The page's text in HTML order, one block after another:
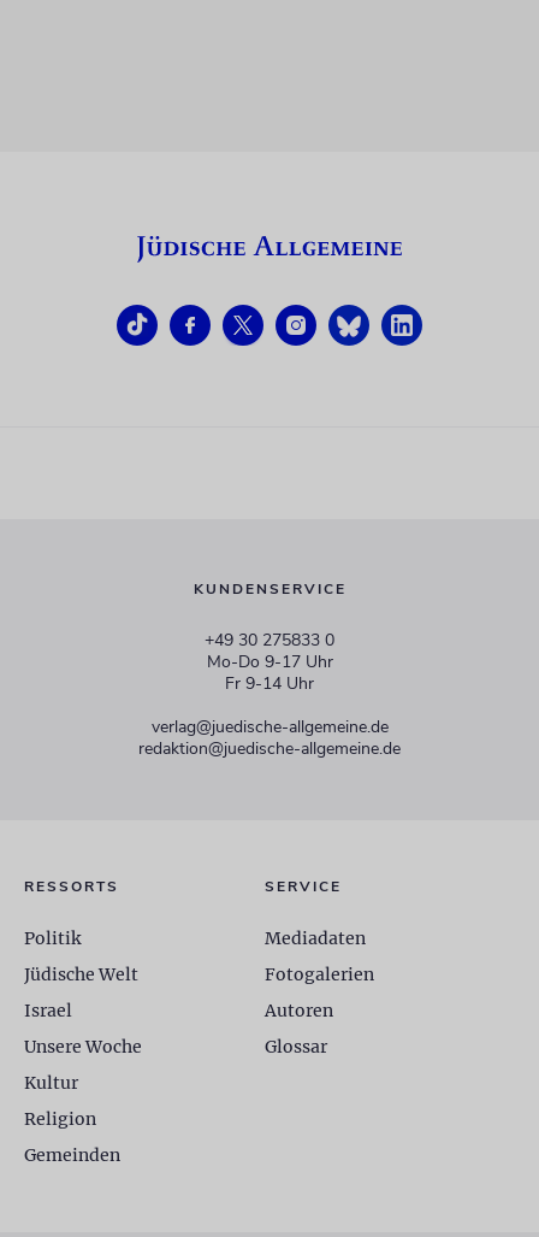
KUNDENSERVICE
+49 30 275833 0
Mo-Do 9-17 Uhr
Fr 9-14 Uhr
verlag@juedische-allgemeine.de
redaktion@juedische-allgemeine.de
RESSORTS
Politik
Jüdische Welt
Israel
Unsere Woche
Kultur
Religion
Gemeinden
SERVICE
Mediadaten
Fotogalerien
Autoren
Glossar